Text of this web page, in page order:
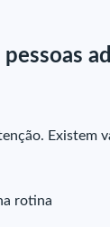
Existem
rotina